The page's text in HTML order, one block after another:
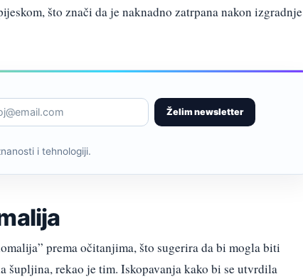
što znači da je naknadno zatrpana nakon
Želim newsletter
i tehnologiji.
prema očitanjima, što sugerira da bi mogla biti
šupljina, rekao je tim. Iskopavanja kako bi se utvrdila